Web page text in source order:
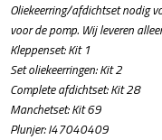
Oliekeerring/afdichtset nodig
voor de pomp. Wij leveren
Kleppenset: Kit 1
Set oliekeerringen: Kit 2
Complete afdichtset: Kit 28
Manchetset: Kit 69
Plunjer: I47040409